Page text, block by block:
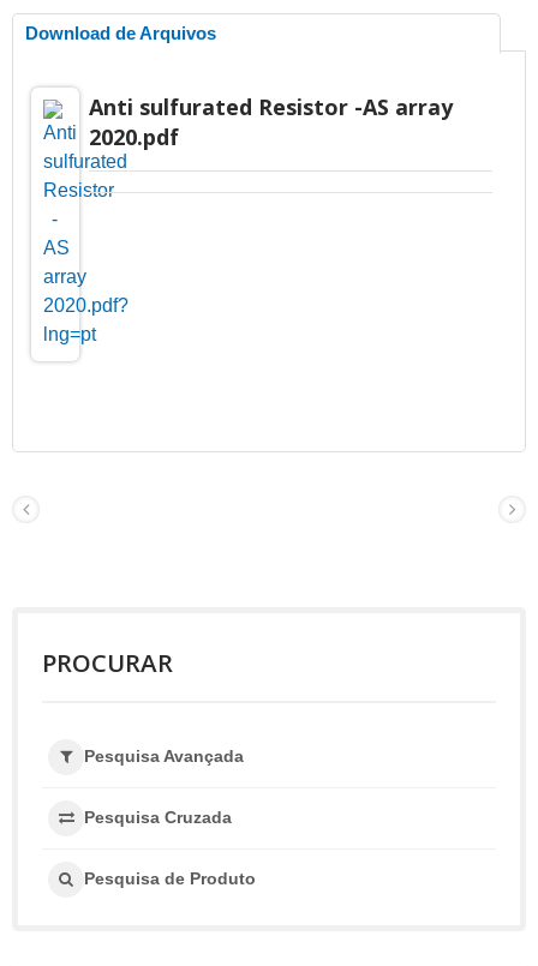
Download de Arquivos
Anti sulfurated Resistor -AS array
2020.pdf
PROCURAR
Pesquisa Avançada
Pesquisa Cruzada
Pesquisa de Produto